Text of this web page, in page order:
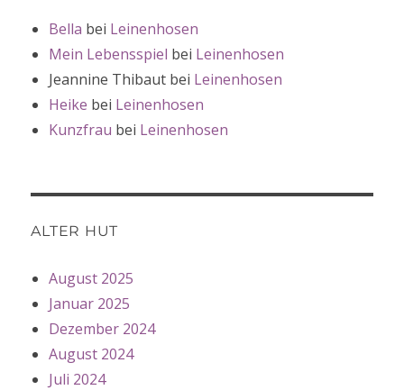
Bella bei Leinenhosen
Mein Lebensspiel bei Leinenhosen
Jeannine Thibaut bei Leinenhosen
Heike bei Leinenhosen
Kunzfrau bei Leinenhosen
ALTER HUT
August 2025
Januar 2025
Dezember 2024
August 2024
Juli 2024